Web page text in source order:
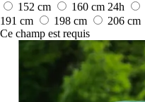
152 cm
160 cm 24h
191 cm
198 cm 206 cm
Ce champ est requis